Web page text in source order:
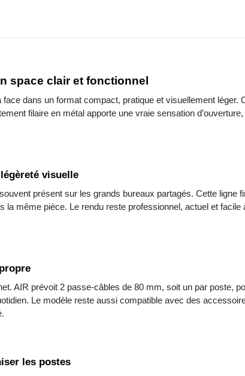
space clair et fonctionnel
dans un format compact, pratique et visuellement léger.
filaire en métal apporte une vraie sensation
visuelle
présent sur les grands bureaux partagés. Cette ligne
même pièce. Le rendu reste professionnel, actuel et
AIR prévoit 2 passe-câbles de 80 mm, soit un par poste,
Le modèle reste aussi compatible avec des
les postes